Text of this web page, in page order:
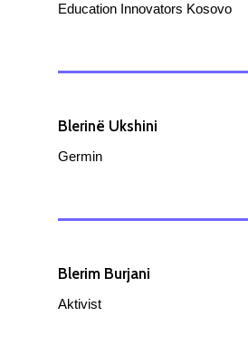
Education Innovators Kosovo
Blerinë Ukshini
Germin
Blerim Burjani
Aktivist